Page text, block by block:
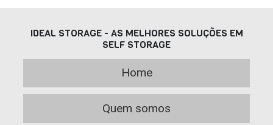
IDEAL STORAGE - AS MELHORES SOLUÇÕES EM
SELF STORAGE
Home
Quem somos